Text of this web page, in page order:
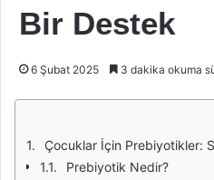
Bir Destek
6 Şubat 2025 3 dakika okuma
Çocuklar İçin Prebiyotikler: Sağlıklı
Prebiyotik Nedir?